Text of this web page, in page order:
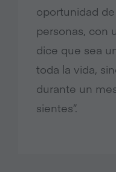
oportunidad
personas, con
dice que sea
toda la vida,
durante un
sientes”.